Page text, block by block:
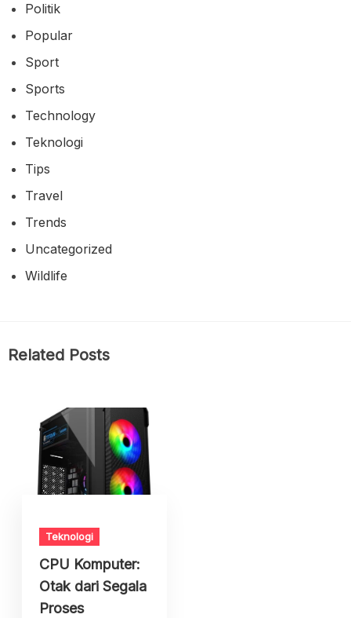
Politik
Popular
Sport
Sports
Technology
Teknologi
Tips
Travel
Trends
Uncategorized
Wildlife
Related Posts
Teknologi
CPU Komputer:
Otak dari Segala
Proses